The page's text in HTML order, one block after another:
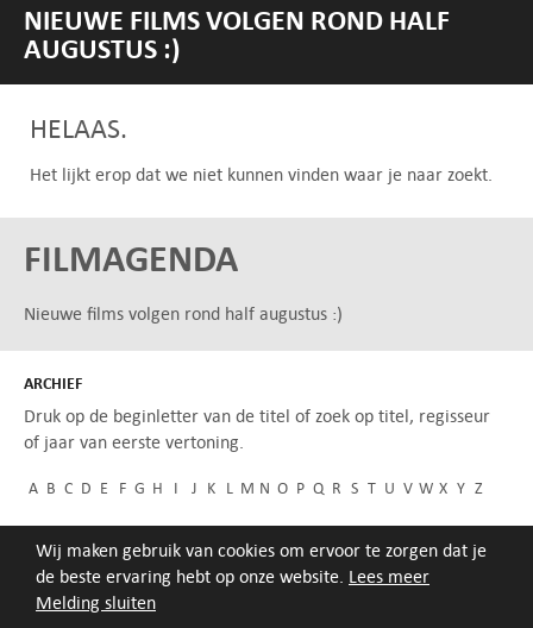
Melding sluiten
Wij maken gebruik van cookies om ervoor te zorgen dat je
de beste ervaring hebt op onze website. Lees meer
NIEUWE FILMS VOLGEN ROND HALF
AUGUSTUS :)
HELAAS.
Het lijkt erop dat we niet kunnen vinden waar je naar zoekt.
FILMAGENDA
Nieuwe films volgen rond half augustus :)
ARCHIEF
Druk op de beginletter van de titel of zoek op titel, regisseur
of jaar van eerste vertoning.
A B C D E F G H I J K L M N O P Q R S T U V W X Y Z